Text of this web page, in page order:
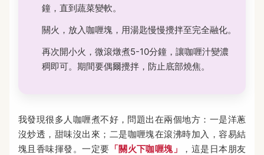
鐘，直到蔬菜變軟。
關火，放入咖喱塊，用湯匙慢慢攪拌至完全融化。
再次開小火，微滾燉煮5-10分鐘，讓咖喱汁變濃
稠即可。期間要偶爾攪拌，防止底部燒焦。
我發現很多人咖喱煮不好，問題出在兩個地方：一是洋蔥
沒炒透，甜味沒出來；二是咖喱塊在滾沸時加入，容易結
塊且香味揮發。一定要 「關火下咖喱塊」
，這是日本朋友